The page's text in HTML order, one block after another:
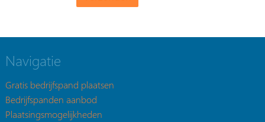
Navigatie
Gratis bedrijfspand plaatsen
Bedrijfspanden aanbod
Plaatsingsmogelijkheden